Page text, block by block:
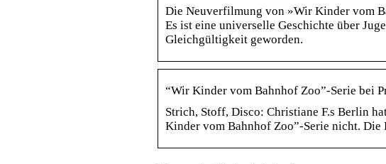
Die Neuverfilmung von »Wir Kinder vom
Es ist eine universelle Geschichte über
Gleichgültigkeit geworden.
“Wir Kinder vom Bahnhof Zoo”-Serie bei
Strich, Stoff, Disco: Christiane F.s Berlin
Kinder vom Bahnhof Zoo”-Serie nicht.